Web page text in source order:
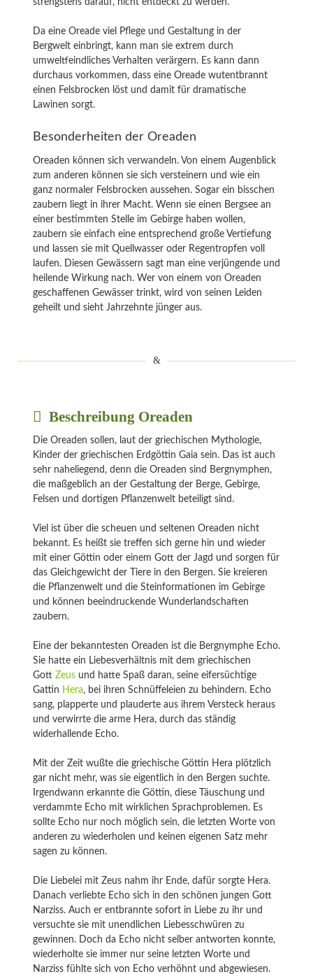
strengstens darauf, nicht entdeckt zu werden.
Da eine Oreade viel Pflege und Gestaltung in der
Bergwelt einbringt, kann man sie extrem durch
umweltfeindliches Verhalten verärgern. Es kann dann
durchaus vorkommen, dass eine Oreade wutentbrannt
einen Felsbrocken löst und damit für dramatische
Lawinen sorgt.
Besonderheiten der Oreaden
Oreaden können sich verwandeln. Von einem Augenblick
zum anderen können sie sich versteinern und wie ein
ganz normaler Felsbrocken aussehen. Sogar ein bisschen
zaubern liegt in ihrer Macht. Wenn sie einen Bergsee an
einer bestimmten Stelle im Gebirge haben wollen,
zaubern sie einfach eine entsprechend große Vertiefung
und lassen sie mit Quellwasser oder Regentropfen voll
laufen. Diesen Gewässern sagt man eine verjüngende und
heilende Wirkung nach. Wer von einem von Oreaden
geschaffenen Gewässer trinkt, wird von seinen Leiden
geheilt und sieht Jahrzehnte jünger aus.
Beschreibung Oreaden
Die Oreaden sollen, laut der griechischen Mythologie,
Kinder der griechischen Erdgöttin Gaia sein. Das ist auch
sehr naheliegend, denn die Oreaden sind Bergnymphen,
die maßgeblich an der Gestaltung der Berge, Gebirge,
Felsen und dortigen Pflanzenwelt beteiligt sind.
Viel ist über die scheuen und seltenen Oreaden nicht
bekannt. Es heißt sie treffen sich gerne hin und wieder
mit einer Göttin oder einem Gott der Jagd und sorgen für
das Gleichgewicht der Tiere in den Bergen. Sie kreieren
die Pflanzenwelt und die Steinformationen im Gebirge
und können beeindruckende Wunderlandschaften
zaubern.
Eine der bekanntesten Oreaden ist die Bergnymphe Echo.
Sie hatte ein Liebesverhältnis mit dem griechischen
Gott Zeus und hatte Spaß daran, seine eifersüchtige
Gattin Hera, bei ihren Schnüffeleien zu behindern. Echo
sang, plapperte und plauderte aus ihrem Versteck heraus
und verwirrte die arme Hera, durch das ständig
widerhallende Echo.
Mit der Zeit wußte die griechische Göttin Hera plötzlich
gar nicht mehr, was sie eigentlich in den Bergen suchte.
Irgendwann erkannte die Göttin, diese Täuschung und
verdammte Echo mit wirklichen Sprachproblemen. Es
sollte Echo nur noch möglich sein, die letzten Worte von
anderen zu wiederholen und keinen eigenen Satz mehr
sagen zu können.
Die Liebelei mit Zeus nahm ihr Ende, dafür sorgte Hera.
Danach verliebte Echo sich in den schönen jungen Gott
Narziss. Auch er entbrannte sofort in Liebe zu ihr und
versuchte sie mit unendlichen Liebesschwüren zu
gewinnen. Doch da Echo nicht selber antworten konnte,
wiederholte sie immer nur seine letzten Worte und
Narziss fühlte sich von Echo verhöhnt und abgewiesen.